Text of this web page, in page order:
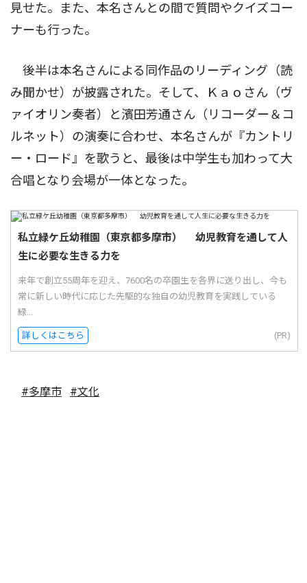
見せた。また、本名さんとの間で質問やクイズコー
ナーも行った。
後半は本名さんによる同作品のリーディング（読
み聞かせ）が披露された。そして、Ｋａｏさん（ヴ
ァイオリン奏者）と濱田芳通さん（リコーダー＆コ
ルネット）の演奏に合わせ、本名さんが『カントリ
ー・ロード』を歌うと、最後は中学生も加わって大
合唱となり会場が一体となった。
私立緑ケ丘幼稚園（東京都多摩市） 幼児教育を通して人
生に必要な生きる力を
来年で創立55周年を迎え、7600名の卒園生を各界に送り出し、今も
常に新しい時代に応じた先駆的な独自の幼児教育を実践している
緑...
詳しくはこちら (PR)
#多摩市 #文化